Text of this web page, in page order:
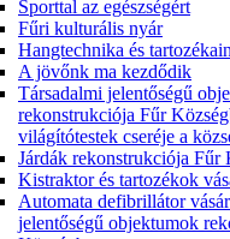
Sporttal az egészségért
Fűri kulturális nyár
Hangtechnika és
A jövőnk ma kezdődik
Társadalmi jelentőségű
rekonstrukciója Fűr
világítótestek cseréje a
Járdák rekonstrukciója Fűr
Kistraktor és tartozékok
Automata defibrillátor
jelentőségű objektumok